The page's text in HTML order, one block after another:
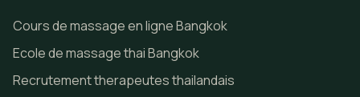
Cours de massage en ligne Bangkok
Ecole de massage thai Bangkok
Recrutement therapeutes thailandais